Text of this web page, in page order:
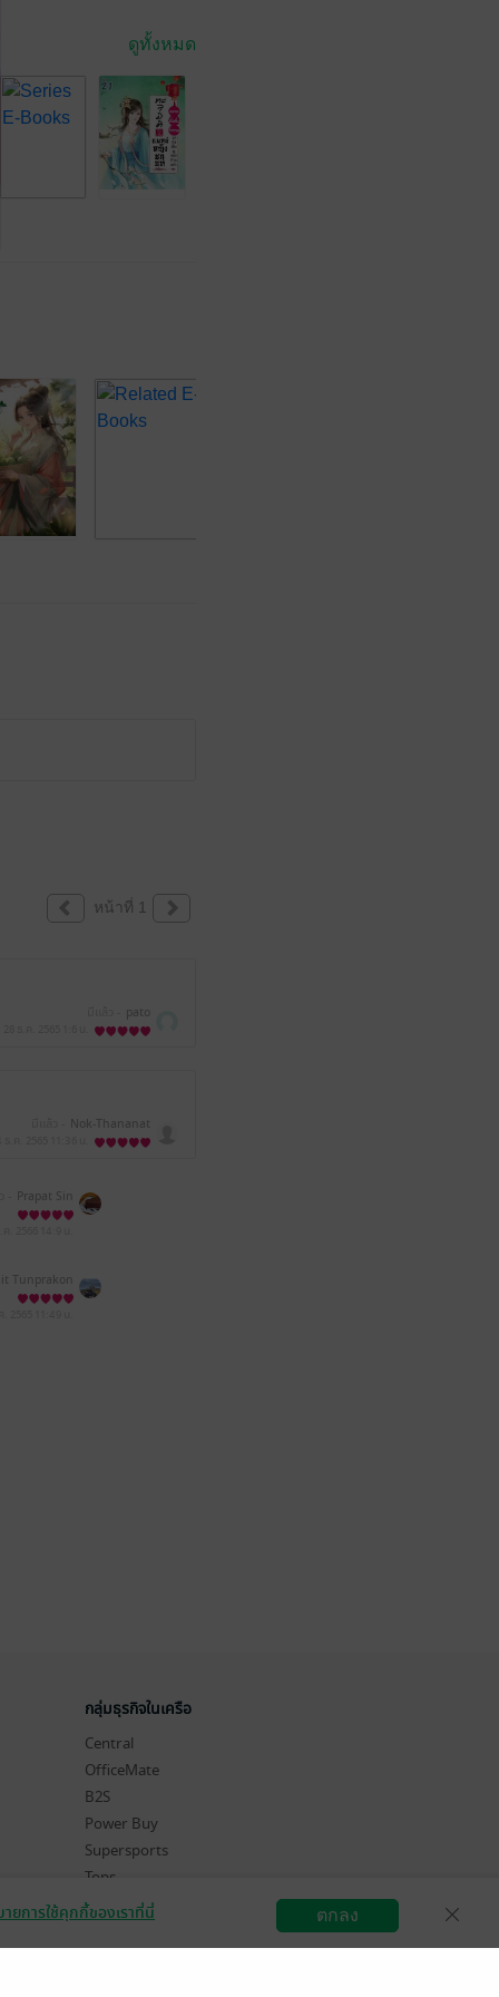
ดูทั้งหมด
หน้าที่ 1
pato
Nok-Thananat
Prapat Sin
Tunprakon
gsuk
กลุ่มธุรกิจในเครือ
Central
OfficeMate
B2S
Power Buy
Supersports
Tops
Hytexts
สมัครขายอีบุ๊ก วิธีการใช้งาน
ายการใช้คุกกี้ของเราที่นี่ ตกลง